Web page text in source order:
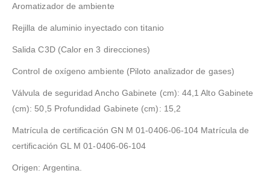
Aromatizador de ambiente
Rejilla de aluminio inyectado con titanio
Salida C3D (Calor en 3 direcciones)
Control de oxígeno ambiente (Piloto analizador de gases)
Válvula de seguridad Ancho Gabinete (cm): 44,1 Alto Gabinete
(cm): 50,5 Profundidad Gabinete (cm): 15,2
Matrícula de certificación GN M 01-0406-06-104 Matrícula de
certificación GL M 01-0406-06-104
Origen: Argentina.